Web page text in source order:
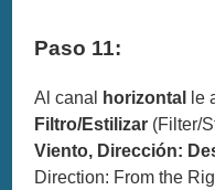
Paso 11:
Al canal horizontal le
Filtro/Estilizar (Filter/
Viento, Dirección:
Direction: From the